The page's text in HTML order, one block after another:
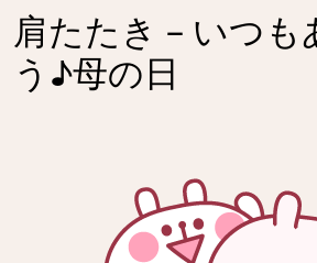
肩たたき – いつも
う♪母の日